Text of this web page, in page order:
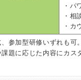
・パ
・相
・カ
参加型研修いずれも可。
題に応じた内容にカス